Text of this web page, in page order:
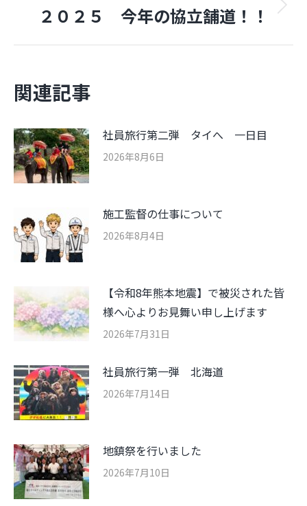
稿:
Next
２０２５ 今年の協立舗道！！
関連記事
社員旅行第二弾 タイへ 一日目
2026年8月6日
施工監督の仕事について
2026年8月4日
【令和8年熊本地震】で被災された皆
様へ心よりお見舞い申し上げます
2026年7月31日
社員旅行第一弾 北海道
2026年7月14日
地鎮祭を行いました
2026年7月10日